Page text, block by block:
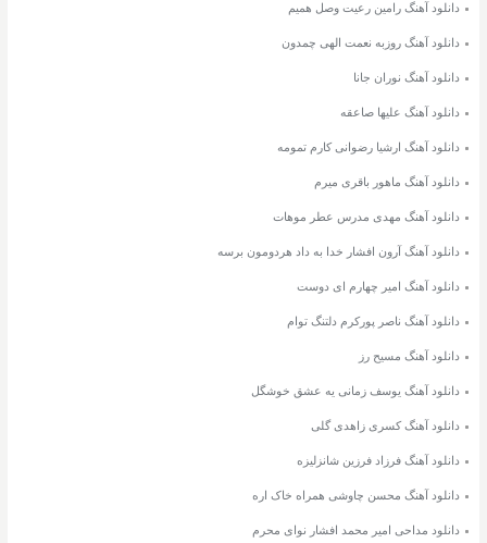
دانلود آهنگ رامین رعیت وصل همیم
دانلود آهنگ روزبه نعمت الهی چمدون
دانلود آهنگ نوران جانا
دانلود آهنگ علیها صاعقه
دانلود آهنگ ارشیا رضوانی کارم تمومه
دانلود آهنگ ماهور باقری میرم
دانلود آهنگ مهدی مدرس عطر موهات
دانلود آهنگ آرون افشار خدا به داد هردومون برسه
دانلود آهنگ امیر چهارم ای دوست
دانلود آهنگ ناصر پورکرم دلتنگ توام
دانلود آهنگ مسیح رز
دانلود آهنگ یوسف زمانی یه عشق خوشگل
دانلود آهنگ کسری زاهدی گلی
دانلود آهنگ فرزاد فرزین شانزلیزه
دانلود آهنگ محسن چاوشی همراه خاک اره
دانلود مداحی امیر محمد افشار نوای محرم